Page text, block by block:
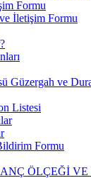
Formu
İletişim Formu
Güzergah ve
Listesi
Formu
ÖLÇEĞİ